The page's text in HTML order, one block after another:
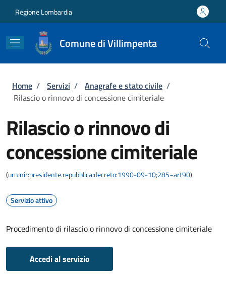
Regione Lombardia
Comune di Villimpenta
Briciole di pane
Home / Servizi / Anagrafe e stato civile /
Rilascio o rinnovo di concessione cimiteriale
Rilascio o rinnovo di
concessione cimiteriale
(urn:nir:presidente.repubblica:decreto:1990-09-10;285~art90)
Servizio attivo
Procedimento di rilascio o rinnovo di concessione cimiteriale
Accedi al servizio